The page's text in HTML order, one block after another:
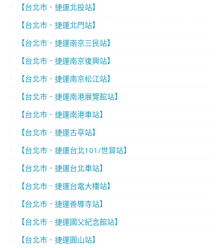
【台北市．捷運北投站】
【台北市．捷運北門站】
【台北市．捷運南京三民站】
【台北市．捷運南京復興站】
【台北市．捷運南京松江站】
【台北市．捷運南港展覽館站】
【台北市．捷運南港車站】
【台北市．捷運古亭站】
【台北市．捷運台北101/世貿站】
【台北市．捷運台北車站】
【台北市．捷運台電大樓站】
【台北市．捷運善導寺站】
【台北市．捷運國父紀念館站】
【台北市．捷運圓山站】